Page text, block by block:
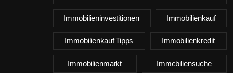
Immobilieninvestitionen Immobilienkauf
Immobilienkauf Tipps Immobilienkredit
Immobilienmarkt Immobiliensuche